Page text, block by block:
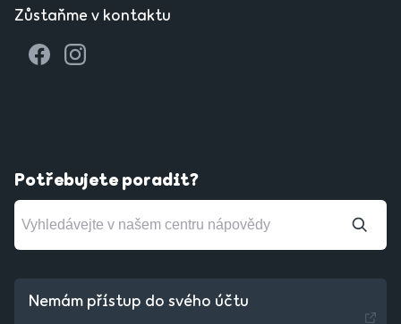
Zůstaňme v kontaktu
Potřebujete poradit?
Nemám přístup do svého účtu